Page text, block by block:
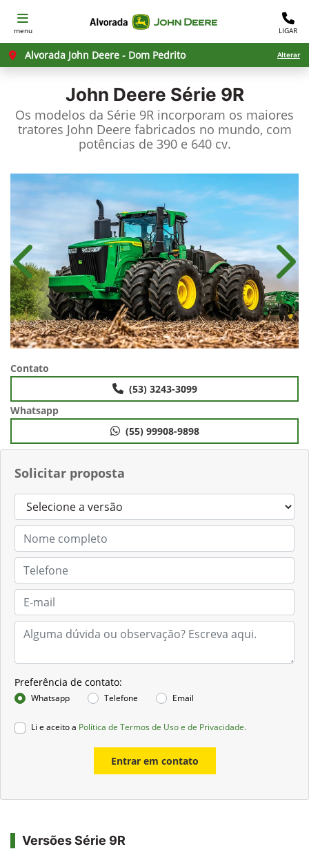
menu LIGAR
Alvorada John Deere - Dom Pedrito Alterar
John Deere Série 9R
Os modelos da Série 9R incorporam os maiores
tratores John Deere fabricados no mundo, com
potências de 390 e 640 cv.
Solicitar proposta
Preferência de contato:
Whatsapp Telefone Email
Li e aceito a Política de Termos de Uso e de Privacidade.
Entrar em contato
Anterior
Contato
(53) 3243-3099
Whatsapp
(55) 99908-9898
Versões Série 9R